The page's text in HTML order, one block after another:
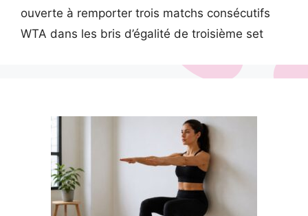
ouverte à remporter trois matchs consécutifs
WTA dans les bris d’égalité de troisième set